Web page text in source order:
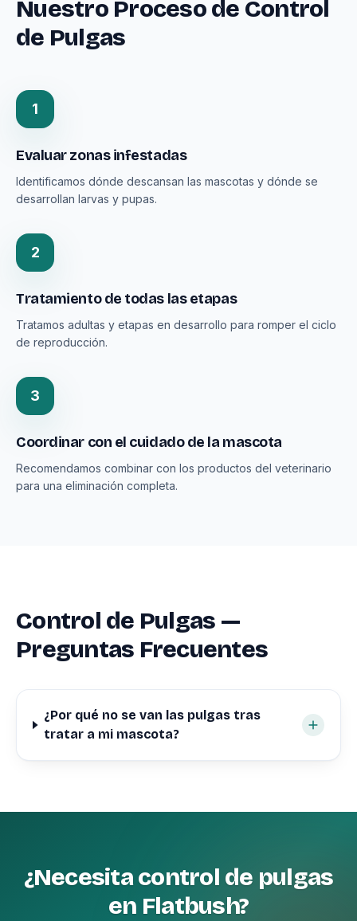
Nuestro Proceso de Control
de Pulgas
1
Evaluar zonas infestadas
Identificamos dónde descansan las mascotas y dónde se
desarrollan larvas y pupas.
2
Tratamiento de todas las etapas
Tratamos adultas y etapas en desarrollo para romper el ciclo
de reproducción.
3
Coordinar con el cuidado de la mascota
Recomendamos combinar con los productos del veterinario
para una eliminación completa.
Control de Pulgas —
Preguntas Frecuentes
¿Por qué no se van las pulgas tras
tratar a mi mascota?
¿Necesita control de pulgas
en Flatbush?